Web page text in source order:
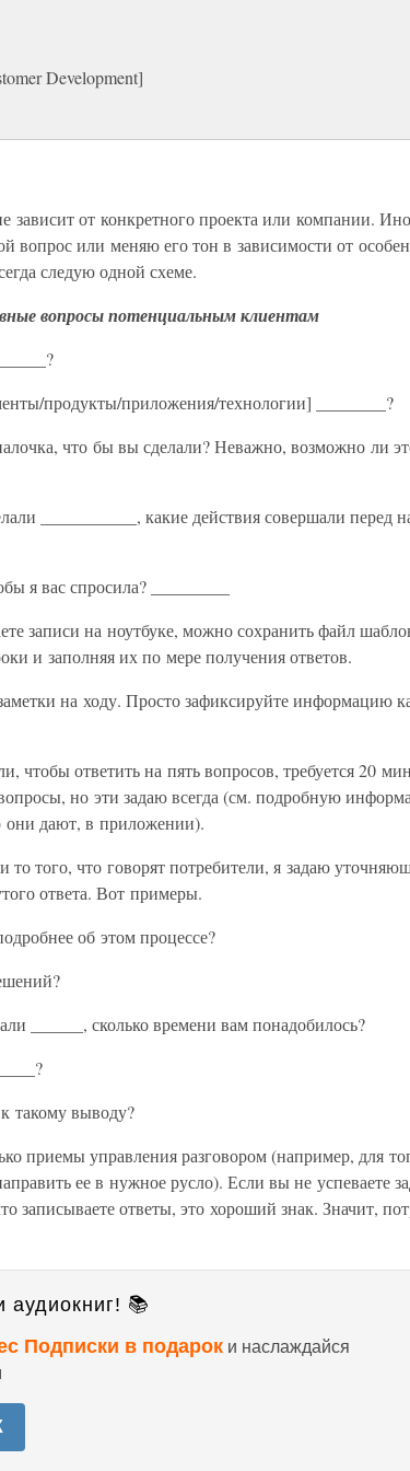
Development]
зависит от конкретного проекта или компании.
вопрос или меняю его тон в зависимости от
следую одной схеме.
вопросы потенциальным клиентам
продукты/приложения/технологии] ________?
что бы вы сделали? Неважно, возможно ли
___________, какие действия совершали перед
я вас спросила? _________
записи на ноутбуке, можно сохранить файл
и заполняя их по мере получения ответов.
на ходу. Просто зафиксируйте информацию
чтобы ответить на пять вопросов, требуется 20
но эти задаю всегда (см. подробную
они дают, в приложении).
то того, что говорят потребители, я задаю
ответа. Вот примеры.
об этом процессе?
______, сколько времени вам понадобилось?
такому выводу?
приемы управления разговором (например, для
ее в нужное русло). Если вы не успеваете
записываете ответы, это хороший знак. Значит,
аудиокниг! 📚
Подписки в подарок и наслаждайся